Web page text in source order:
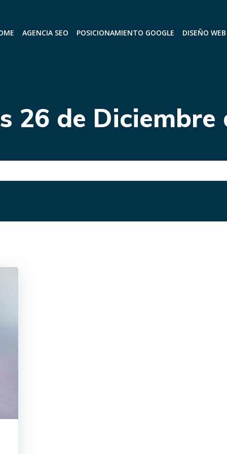
AGENCIA SEO POSICIONAMIENTO GOOGLE DISEÑO WEB
26 de Diciembre